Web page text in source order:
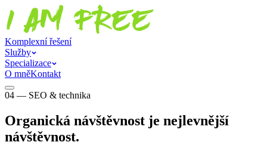
Komplexní řešení
Služby
Specializace
O mněKontakt
04 — SEO & technika
Organická návštěvnost je nejlevnější
návštěvnost.